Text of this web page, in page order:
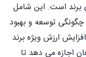
برند است. این شامل
توسعه و بهبود
ارزش ویژه برند
اجازه می دهد تا